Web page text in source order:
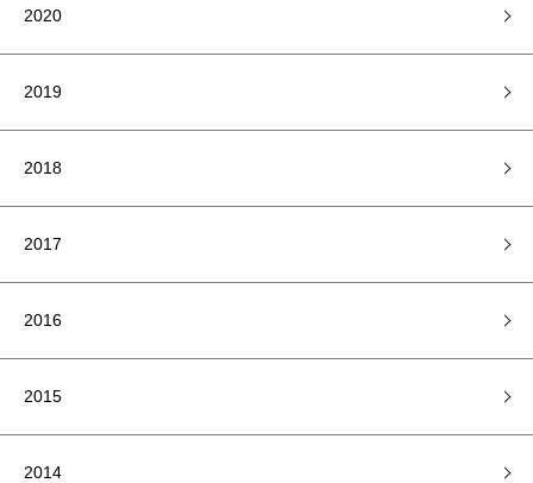
2020
2019
2018
2017
2016
2015
2014